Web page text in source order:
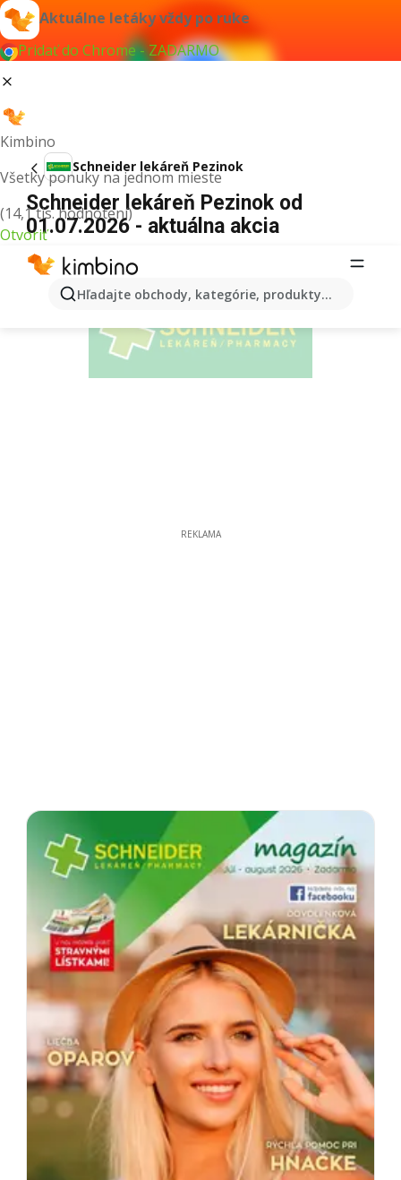
Aktuálne letáky vždy po ruke
Pridať do Chrome - ZADARMO
Kimbino
Všetky ponuky na jednom mieste
(14,1 tis. hodnotení)
Otvoriť
Hľadajte obchody, kategórie, produkty...
Schneider lekáreň Pezinok
Schneider lekáreň Pezinok od
01.07.2026 - aktuálna akcia
REKLAMA